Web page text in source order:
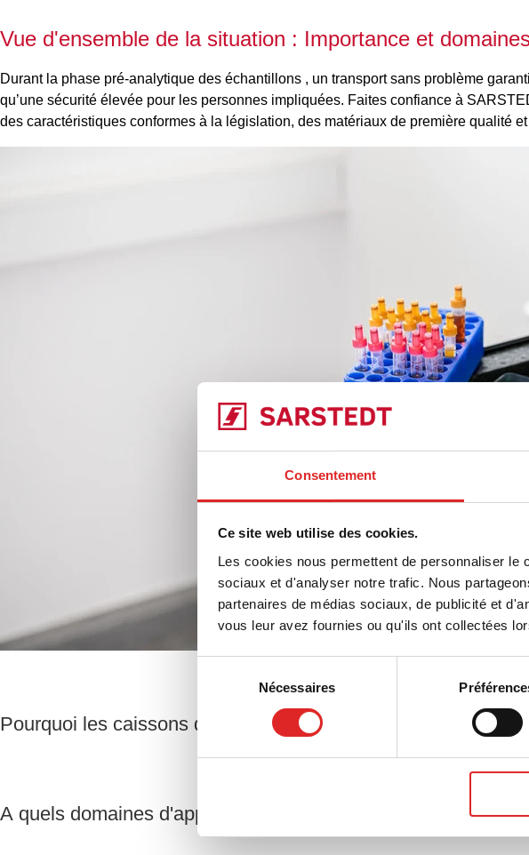
Consentement
Ce site web utilise des cookies.
Les cookies nous permettent de personnaliser
sociaux et d'analyser notre trafic. Nous
partenaires de médias sociaux, de publicité et
vous leur avez fournies ou qu'ils ont collectées
consentement
Nécessaires
Vue d'ensemble de la situation : Importance et
Durant la phase pré-analytique des échantillons , un transport sans problème
qu’une sécurité élevée pour les personnes impliquées. Faites confiance à
des caractéristiques conformes à la législation, des matériaux de première qualité
Pourquoi les caissons de transport sont-ils importants pour
A quels domaines d'application les caissons de transport